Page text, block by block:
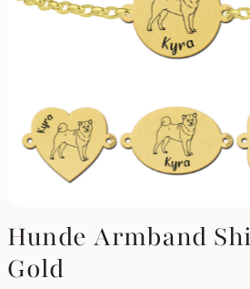
Hunde Armband
Gold